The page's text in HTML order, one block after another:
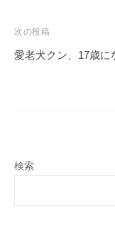
ビ
ゲ
次の投稿
愛老犬クン、17歳に
検索